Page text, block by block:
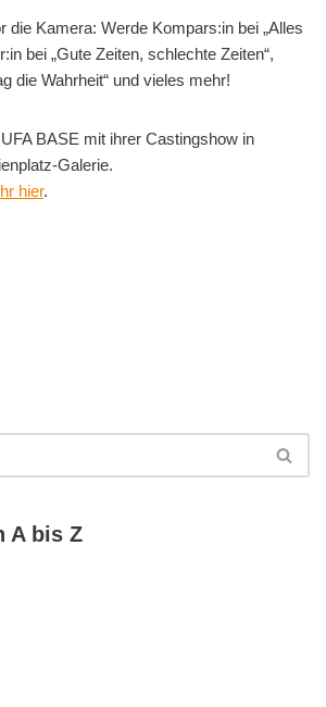
die Kamera: Werde Kompars:in bei „Alles
bei „Gute Zeiten, schlechte Zeiten“,
die Wahrheit“ und vieles mehr!
BASE mit ihrer Castingshow in
Galerie.
hier.
A bis Z